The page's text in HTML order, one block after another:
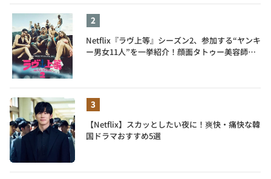
Netflix『ラヴ上等』シーズン2、参加する“ヤンキ
ー男女11人”を一挙紹介！顔面タトゥー美容師、
【Netflix】スカッとしたい夜に！爽快・痛快な韓
国ドラマおすすめ5選